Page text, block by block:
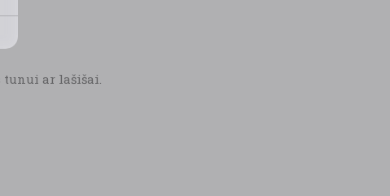
tunui ar lašišai.